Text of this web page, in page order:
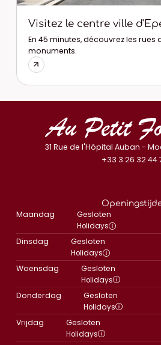
Visitez le centre ville
En 45 minutes, découvrez les rues
monuments.
31 Rue de l'Hôpital Auban -
+33 3 26 32 44
Maandag
Gesloten
Holidays
Dinsdag
Gesloten
Holidays
Woensdag
Gesloten
Holidays
Donderdag
Gesloten
Holidays
Vrijdag
Gesloten
Holidays